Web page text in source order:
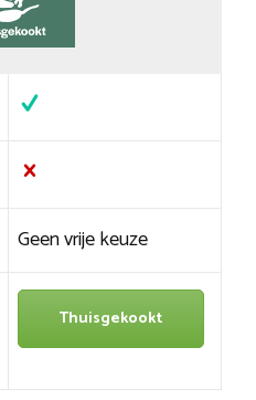
Geen vrije keuze
Thuisgekookt